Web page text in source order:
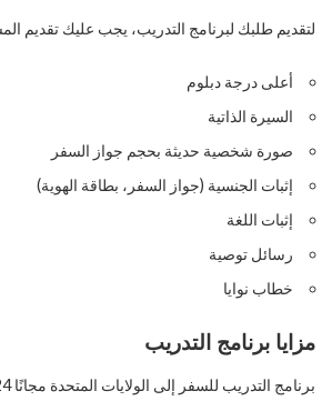
لتقديم طلبك لبرنامج التدريب، يجب عليك تقديم
أعلى درجة دبلوم
السيرة الذاتية
صورة شخصية حديثة بحجم جواز السفر
إثبات الجنسية (جواز السفر، بطاقة الهوية)
إثبات اللغة
رسائل توصية
خطاب نوايا
مزايا برنامج التدريب